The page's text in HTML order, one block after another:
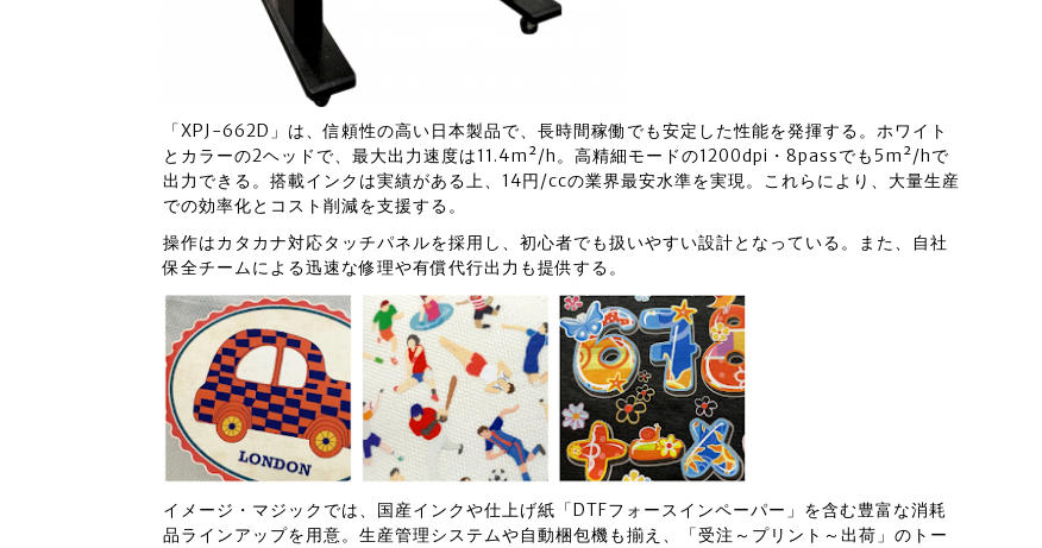
「XPJ-662D」は、信頼性の高い日本製品で、長時間稼働でも安定した性能を発揮する。ホワイト
とカラーの2ヘッドで、最大出力速度は11.4m²/h。高精細モードの1200dpi・8passでも5m²/hで
出力できる。搭載インクは実績がある上、14円/ccの業界最安水準を実現。これらにより、大量生産
での効率化とコスト削減を支援する。
操作はカタカナ対応タッチパネルを採用し、初心者でも扱いやすい設計となっている。また、自社
保全チームによる迅速な修理や有償代行出力も提供する。
イメージ・マジックでは、国産インクや仕上げ紙「DTFフォースインペーパー」を含む豊富な消耗
品ラインアップを用意。生産管理システムや自動梱包機も揃え、「受注～プリント～出荷」のトー